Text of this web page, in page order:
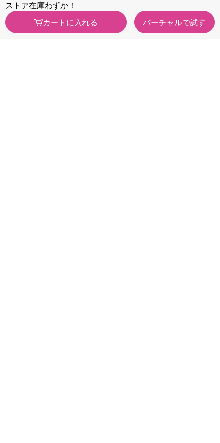
ストア在庫わずか！
カートに入れる
バーチャルで試す
今すぐのご注文で最短今日(20
26/08/09)届きます
26/08/09)届きます